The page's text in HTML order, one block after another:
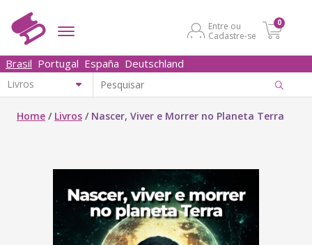
Entre ou
Cadastre-se
0
Brasil Portugal España Deutschland
Home / Livros / Nascer, Viver e Morrer no Planeta Terra